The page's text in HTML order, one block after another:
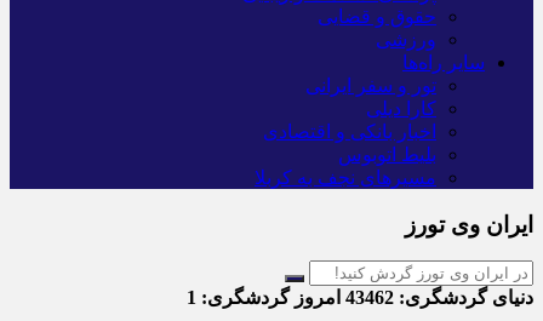
حقوق و قضایی
ورزشی
سایر راه‌ها
تور و سفر ایرانی
کارا دیلی
اخبار بانکی و اقتصادی
بلیط اتوبوس
مسیرهای نجف به کربلا
ایران وی تورز
دنیای گردشگری: امروز گردشگری: